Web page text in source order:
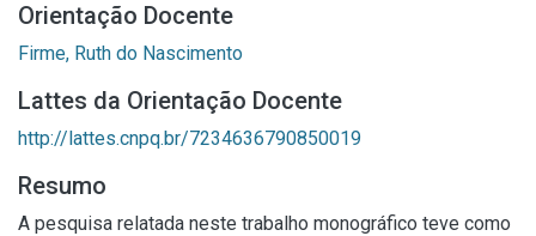
Orientação Docente
Firme, Ruth do Nascimento
Lattes da Orientação Docente
http://lattes.cnpq.br/7234636790850019
Resumo
A pesquisa relatada neste trabalho monográfico teve como